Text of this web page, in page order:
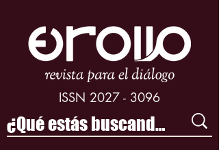
ISSN 2027 - 3096